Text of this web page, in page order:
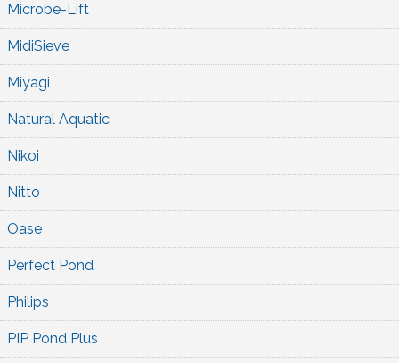
Microbe-Lift
MidiSieve
Miyagi
Natural Aquatic
Nikoi
Nitto
Oase
Perfect Pond
Philips
PIP Pond Plus